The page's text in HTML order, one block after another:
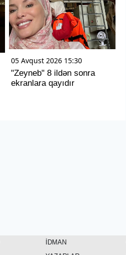
05 Avqust 2026 15:30
"Zeyneb" 8 ildən sonra
ekranlara qayıdır
İDMAN